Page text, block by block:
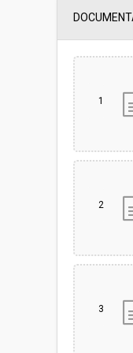
Data
1
2
3